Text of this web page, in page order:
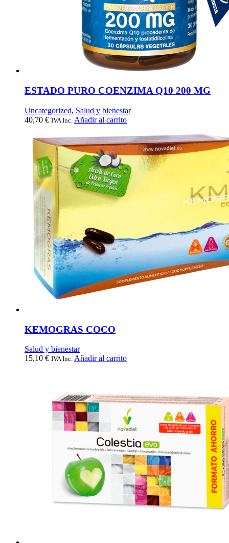
ESTADO PURO COENZIMA Q10 200 MG
Uncategorized, Salud y bienestar
40,70 € IVA Inc. Añadir al carrito
KEMOGRAS COCO
Salud y bienestar
15,10 € IVA Inc. Añadir al carrito